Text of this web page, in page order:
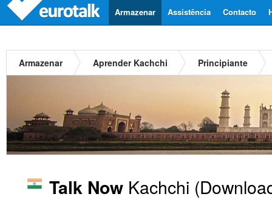
Contacto
Assistência
Armazenar
Armazenar Aprender Kachchi Principiante
Talk Now Kachchi